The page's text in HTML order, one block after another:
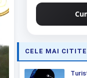
CELE MAI CITITE